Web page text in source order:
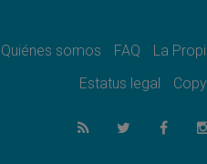
quienes
Ucrania:
noche
05.08.2026
Colombo: "La
Quiénes somos FAQ La
Estatus legal